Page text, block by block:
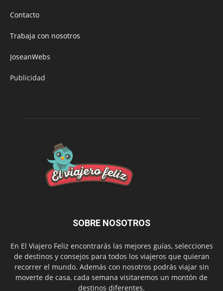
Contacto
Trabaja con nosotros
JoseanWebs
Publicidad
SOBRE NOSOTROS
En El Viajero Feliz encontrarás las mejores guías, selecciones
de destinos y consejos para todos los viajeros que quieran
recorrer el mundo. Además con nosotros podrás viajar sin
moverte de casa, cada semana visitaremos un montón de
destinos diferentes.